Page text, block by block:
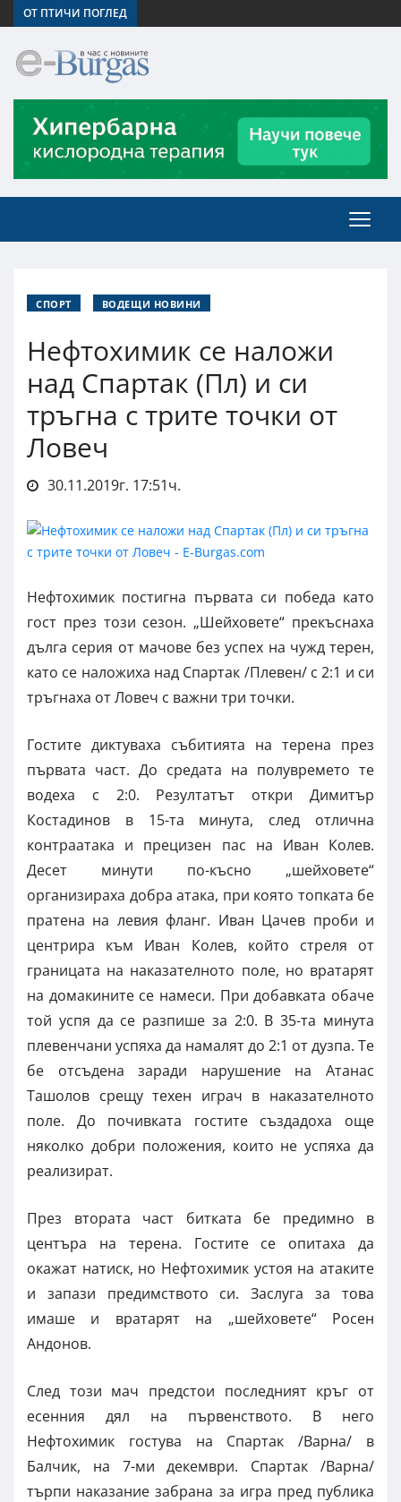
ОТ ПТИЧИ ПОГЛЕД
СПОРТ ВОДЕЩИ НОВИНИ
Нефтохимик се наложи
над Спартак (Пл) и си
тръгна с трите точки от
Ловеч
30.11.2019г. 17:51ч.
Нефтохимик постигна първата си победа като
гост през този сезон. „Шейховете“ прекъснаха
дълга серия от мачове без успех на чужд терен,
като се наложиха над Спартак /Плевен/ с 2:1 и си
тръгнаха от Ловеч с важни три точки.
Гостите диктуваха събитията на терена през
първата част. До средата на полувремето те
водеха с 2:0. Резултатът откри Димитър
Костадинов в 15-та минута, след отлична
контраатака и прецизен пас на Иван Колев.
Десет минути по-късно „шейховете“
организираха добра атака, при която топката бе
пратена на левия фланг. Иван Цачев проби и
центрира към Иван Колев, който стреля от
границата на наказателното поле, но вратарят
на домакините се намеси. При добавката обаче
той успя да се разпише за 2:0. В 35-та минута
плевенчани успяха да намалят до 2:1 от дузпа. Те
бе отсъдена заради нарушение на Атанас
Ташолов срещу техен играч в наказателното
поле. До почивката гостите създадоха още
няколко добри положения, които не успяха да
реализират.
През втората част битката бе предимно в
центъра на терена. Гостите се опитаха да
окажат натиск, но Нефтохимик устоя на атаките
и запази предимството си. Заслуга за това
имаше и вратарят на „шейховете“ Росен
Андонов.
След този мач предстои последният кръг от
есенния дял на първенството. В него
Нефтохимик гостува на Спартак /Варна/ в
Балчик, на 7-ми декември. Спартак /Варна/
търпи наказание забрана за игра пред публика